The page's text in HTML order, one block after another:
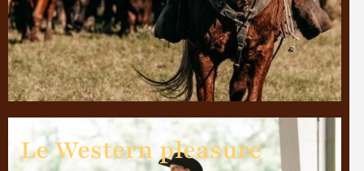
Le Western pleasure